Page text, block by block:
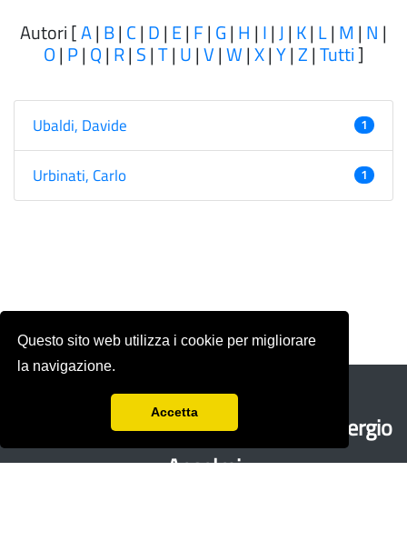
Questo sito web utilizza i cookie per migliorare
la navigazione.
Accetta
Autori [A| B| C| D| E| F| G| H | I|J| K| L| M| N |
O| P| Q| R| S|T| U|V|W|X|Y|Z|Tutti]
Ubaldi, Davide 1
Urbinati, Carlo 1
Rivista storica fondata nel 1978 da
Sergio
Anselmi